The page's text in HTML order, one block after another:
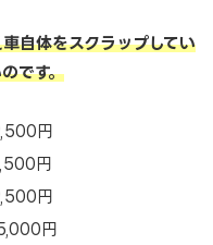
自体をスクラップしてい
です。
円
円
円
円